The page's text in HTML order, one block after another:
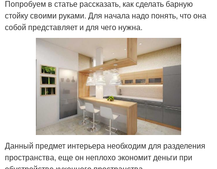
Попробуем в статье рассказать, как сделать барную
стойку своими руками. Для начала надо понять, что она
собой представляет и для чего нужна.
Данный предмет интерьера необходим для разделения
пространства, еще он неплохо экономит деньги при